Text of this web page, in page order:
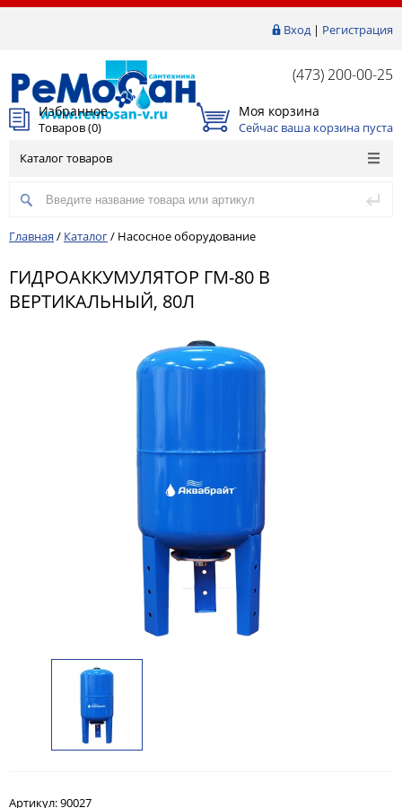
Вход| Регистрация
(473) 200-00-25
Избранное
Товаров (0)
Моя корзина
Сейчас ваша корзина пуста
Каталог товаров
Главная / Каталог/ Насосное оборудование
ГИДРОАККУМУЛЯТОР ГМ-80 В
ВЕРТИКАЛЬНЫЙ, 80Л
Артикул:90027